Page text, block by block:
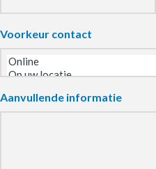
Voorkeur contact
Aanvullende informatie